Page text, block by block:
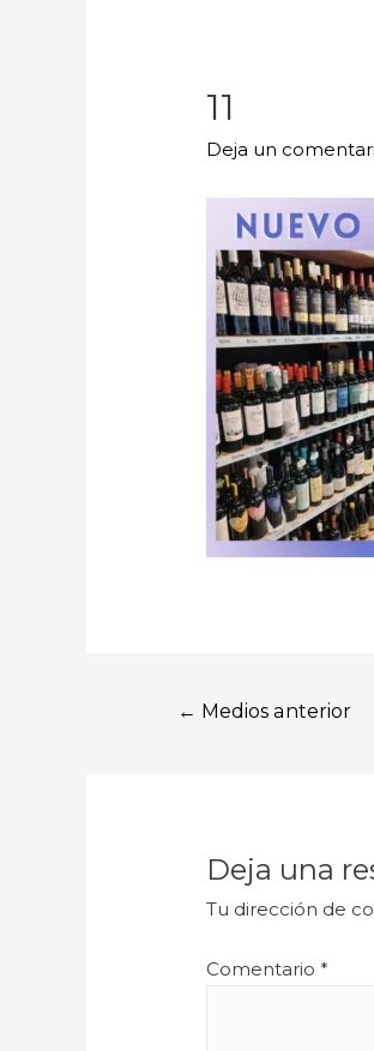
11
Deja un
← Medios anterior
Deja una
Tu dirección de
Comentario*